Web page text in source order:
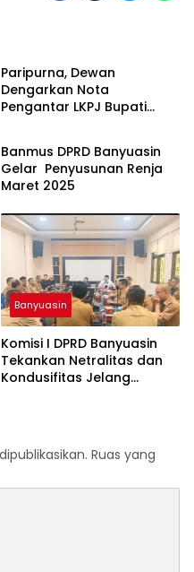
Paripurna, Dewan
Dengarkan Nota
Pengantar LKPJ Bupati
Banyuasin
Banmus DPRD Banyuasin
Gelar Penyusunan Renja
Maret 2025
Banyuasin
Komisi I DPRD Banyuasin
Tekankan Netralitas dan
Kondusifitas Jelang
Ruas yang